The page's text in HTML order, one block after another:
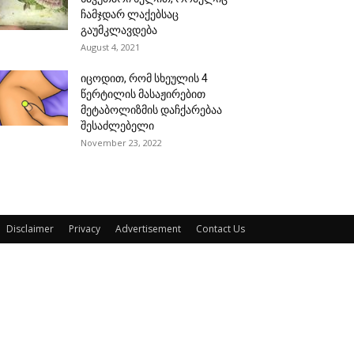
ჩამჯდარ ლაქებსაც
გაუმკლავდება
August 4, 2021
იცოდით, რომ სხეულის 4
წერტილის მასაჟირებით
მეტაბოლიზმის დაჩქარებაა
შესაძლებელი
November 23, 2022
Disclaimer Privacy Advertisement Contact Us